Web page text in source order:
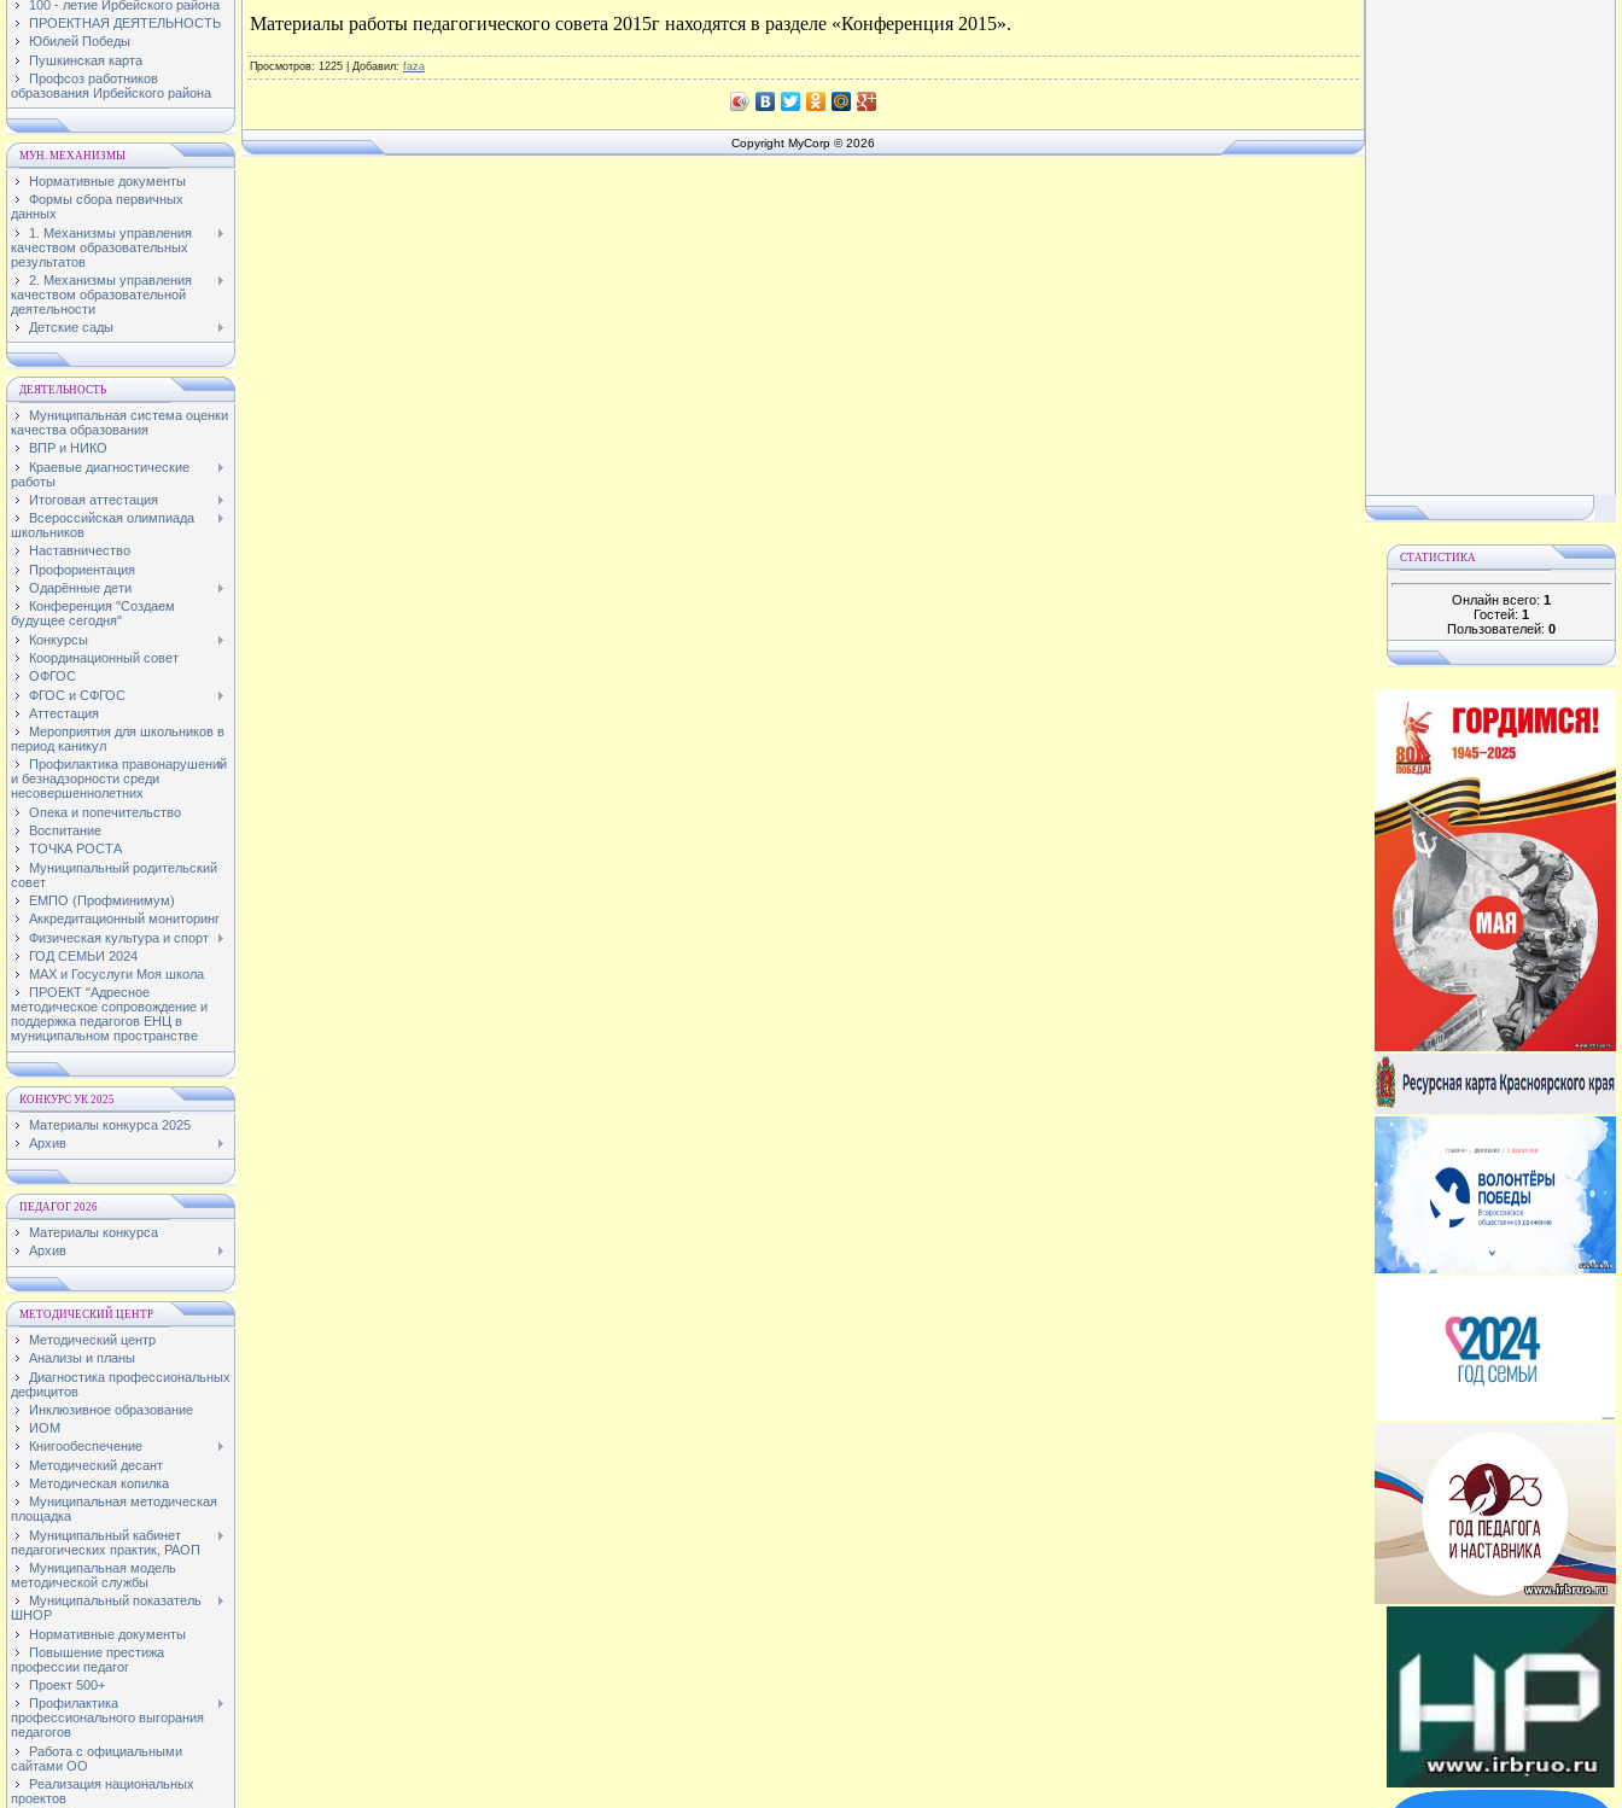
100 - летие Ирбейского района
ПРОЕКТНАЯ ДЕЯТЕЛЬНОСТЬ
Юбилей Победы
Пушкинская карта
Профсоз работников
образования Ирбейского района
МУН. МЕХАНИЗМЫ
Нормативные документы
Формы сбора первичных
данных
1. Механизмы управления
качеством образовательных
результатов
2. Механизмы управления
качеством образовательной
деятельности
Детские сады
ДЕЯТЕЛЬНОСТЬ
Муниципальная система оценки
качества образования
ВПР и НИКО
Краевые диагностические
работы
Итоговая аттестация
Всероссийская олимпиада
школьников
Наставничество
Профориентация
Одарённые дети
Конференция "Создаем
будущее сегодня"
Конкурсы
Координационный совет
ОФГОС
ФГОС и СФГОС
Аттестация
Мероприятия для школьников в
период каникул
Профилактика правонарушений
и безнадзорности среди
несовершеннолетних
Опека и попечительство
Воспитание
ТОЧКА РОСТА
Муниципальный родительский
совет
ЕМПО (Профминимум)
Аккредитационный мониторинг
Физическая культура и спорт
ГОД СЕМЬИ 2024
МАХ и Госуслуги Моя школа
ПРОЕКТ "Адресное
методическое сопровождение и
поддержка педагогов ЕНЦ в
муниципальном пространстве
КОНКУРС УК 2025
Материалы конкурса 2025
Архив
ПЕДАГОГ 2026
Материалы конкурса
Архив
МЕТОДИЧЕСКИЙ ЦЕНТР
Методический центр
Анализы и планы
Диагностика профессиональных
дефицитов
Инклюзивное образование
ИОМ
Книгообеспечение
Методический десант
Методическая копилка
Муниципальная методическая
площадка
Муниципальный кабинет
педагогических практик, РАОП
Муниципальная модель
методической службы
Муниципальный показатель
ШНОР
Нормативные документы
Повышение престижа
профессии педагог
Проект 500+
Профилактика
профессионального выгорания
педагогов
Работа с официальными
сайтами ОО
Реализация национальных
проектов
Материалы работы педагогического совета 2015г находятся в разделе «Конференция 2015».
Просмотров: 1225 | Добавил: faza
Copyright MyCorp © 2026
СТАТИСТИКА
Онлайн всего: 1
Гостей: 1
Пользователей: 0